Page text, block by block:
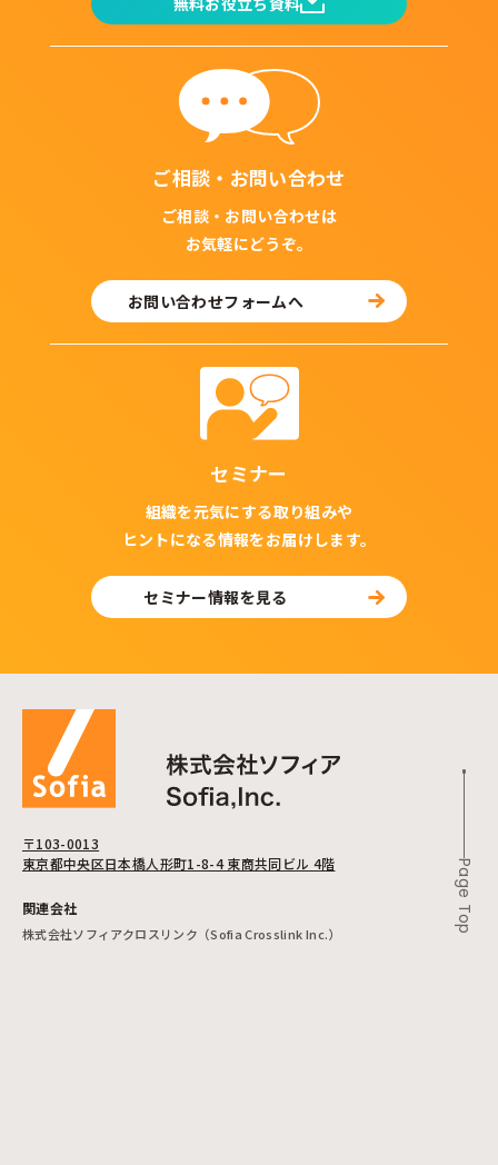
ご相談・お問い合わせ
ご相談・お問い合わせは
お気軽にどうぞ。
お問い合わせフォームへ
セミナー
組織を元気にする取り組みや
ヒントになる情報をお届けします。
セミナー情報を見る
〒103-0013
東京都中央区日本橋人形町1-8-4 東商共同ビル 4階
関連会社
株式会社ソフィアクロスリンク（Sofia Crosslink Inc.） Page Top